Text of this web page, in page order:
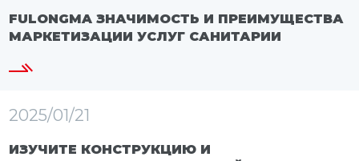
FULONGMA ЗНАЧИМОСТЬ И ПРЕИМУЩЕСТВА
МАРКЕТИЗАЦИИ УСЛУГ САНИТАРИИ
2025/01/21
ИЗУЧИТЕ КОНСТРУКЦИЮ И